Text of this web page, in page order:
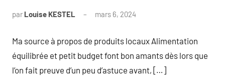
par Louise KESTEL mars 6, 2024
Ma source à propos de produits locaux Alimentation
équilibrée et petit budget font bon amants dès lors que
l’on fait preuve d’un peu d’astuce avant, […]